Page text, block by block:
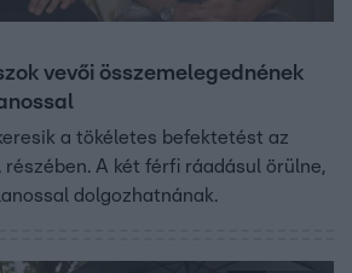
vevői összemelegednének
a tökéletes befektetést az
részében. A két férfi ráadásul örülne,
dolgozhatnának.